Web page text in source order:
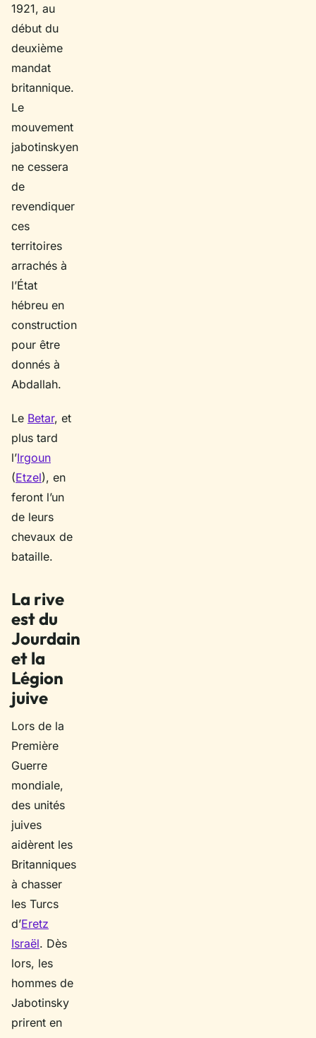
1921, au
début du
deuxième
mandat
britannique.
Le
mouvement
jabotinskyen
ne cessera
de
revendiquer
ces
territoires
arrachés à
l’État
hébreu en
construction
pour être
donnés à
Abdallah.
Le Betar, et
plus tard
l’Irgoun
(Etzel), en
feront l’un
de leurs
chevaux de
bataille.
La rive
est du
Jourdain
et la
Légion
juive
Lors de la
Première
Guerre
mondiale,
des unités
juives
aidèrent les
Britanniques
à chasser
les Turcs
d’Eretz
Israël. Dès
lors, les
hommes de
Jabotinsky
prirent en